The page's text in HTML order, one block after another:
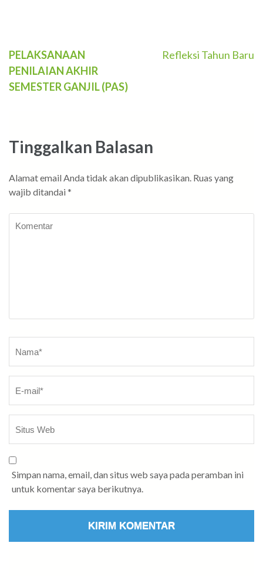
Navigasi
pos
PELAKSANAAN
PENILAIAN AKHIR
SEMESTER GANJIL(PAS)
Refleksi Tahun Baru
Tinggalkan Balasan
Alamat email Anda tidak akan dipublikasikan. Ruas yang
wajib ditandai *
Simpan nama, email, dan situs web saya pada peramban ini
untuk komentar saya berikutnya.